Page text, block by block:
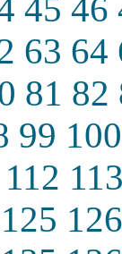
45 46
63 64
81 82
99 100
112
125 126